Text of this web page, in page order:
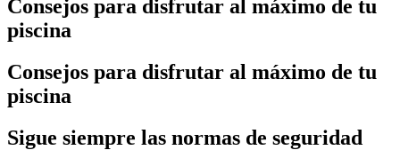
Consejos para disfrutar al máximo de tu
piscina
Consejos para disfrutar al máximo de tu
piscina
Sigue siempre las normas de seguridad